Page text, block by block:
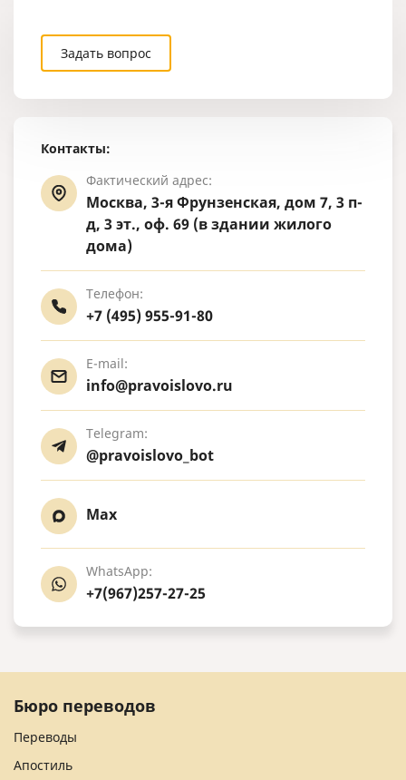
Контакты:
Фактический адрес:
Москва, 3-я Фрунзенская, дом 7, 3 п-
д, 3 эт., оф. 69 (в здании жилого
дома)
Телефон:
+7 (495) 955-91-80
E-mail:
info@pravoislovo.ru
Telegram:
@pravoislovo_bot
Max
WhatsApp:
+7(967)257-27-25
Задать вопрос
Бюро переводов
Переводы
Апостиль